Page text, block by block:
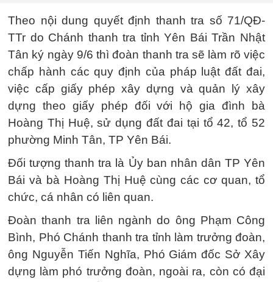
Theo nội dung quyết định thanh tra số 71/QĐ-
TTr do Chánh thanh tra tỉnh Yên Bái Trần Nhật
Tân ký ngày 9/6 thì đoàn thanh tra sẽ làm rõ việc
chấp hành các quy định của pháp luật đất đai,
việc cấp giấy phép xây dựng và quản lý xây
dựng theo giấy phép đối với hộ gia đình bà
Hoàng Thị Huệ, sử dụng đất đai tại tổ 42, tổ 52
phường Minh Tân, TP Yên Bái.
Đối tượng thanh tra là Ủy ban nhân dân TP Yên
Bái và bà Hoàng Thị Huệ cùng các cơ quan, tổ
chức, cá nhân có liên quan.
Đoàn thanh tra liên ngành do ông Phạm Công
Bình, Phó Chánh thanh tra tỉnh làm trưởng đoàn,
ông Nguyễn Tiến Nghĩa, Phó Giám đốc Sở Xây
dựng làm phó trưởng đoàn, ngoài ra, còn có đại